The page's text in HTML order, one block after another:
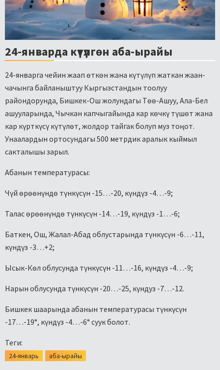
24-январда күтүлгөн аба-ырайы
24-январга чейин жаап өткөн жана күтүлүп жаткан жаан-
чачынга байланыштуу Кыргызстандын тоолуу
райондорунда, Бишкек-Ош жолундагы Төө-Ашуу, Ала-Бел
ашууларында, Чычкан капчыгайында кар көчкү түшөт жана
кар күрткүсү күтүлөт, жолдор тайгак болуп муз тоңот.
Унаалардын ортосундагы 500 метрдик аралык кыймыл
сакталышы зарыл.
Абанын температурасы:
Чүй өрөөнүндө түнкүсүн -15…-20, күндүз -4…-9;
Талас өрөөнүндө түнкүсүн -14…-19, күндүз -1…-6;
Баткен, Ош, Жалал-Абад облустарында түнкүсүн -6…-11,
күндүз -3…+2;
Ысык-Көл облусунда түнкүсүн -11…-16, күндүз -4…-9;
Нарын облусунда түнкүсүн -20…-25, күндуз -7…-12.
Бишкек шаарында абанын температурасы түнкүсүн
-17…-19°, күндүз -4…-6° суук болот.
Теги:
24-январь аба-ырайы